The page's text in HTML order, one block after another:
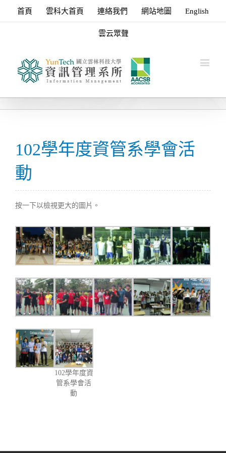
首頁 雲科大首頁 連絡我們 網站地圖 English
雲云眾聲
102學年度資管系學會活
動
按一下以檢視更大的圖片。
102學年度資
管系學會活
動